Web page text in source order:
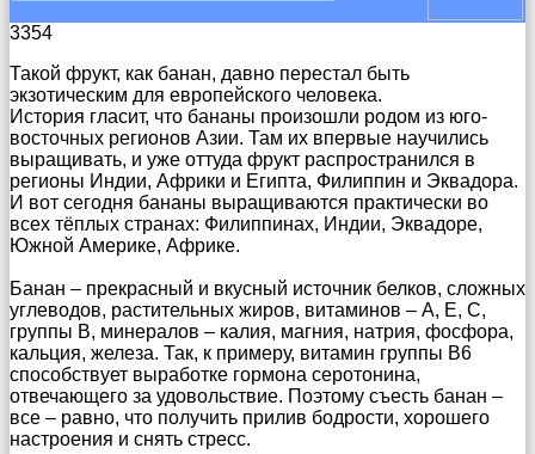
3354
Такой фрукт, как банан, давно перестал быть
экзотическим для европейского человека.
История гласит, что бананы произошли родом из юго-
восточных регионов Азии. Там их впервые научились
выращивать, и уже оттуда фрукт распространился в
регионы Индии, Африки и Египта, Филиппин и Эквадора.
И вот сегодня бананы выращиваются практически во
всех тёплых странах: Филиппинах, Индии, Эквадоре,
Южной Америке, Африке.
Банан – прекрасный и вкусный источник белков, сложных
углеводов, растительных жиров, витаминов – А, Е, С,
группы В, минералов – калия, магния, натрия, фосфора,
кальция, железа. Так, к примеру, витамин группы В6
способствует выработке гормона серотонина,
отвечающего за удовольствие. Поэтому съесть банан –
все – равно, что получить прилив бодрости, хорошего
настроения и снять стресс.